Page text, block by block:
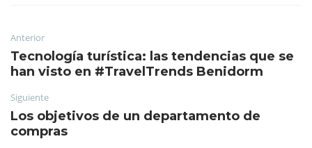
Anterior
Tecnología turística: las tendencias que se
han visto en #TravelTrends Benidorm
Siguiente
Los objetivos de un departamento de
compras